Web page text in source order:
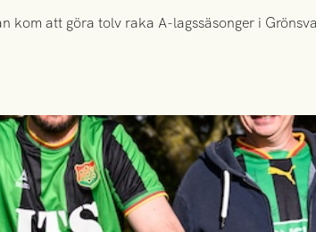
att göra tolv raka A-lagssäsonger i